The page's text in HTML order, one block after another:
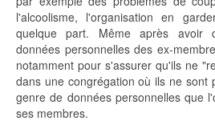
l'alcoolisme, l'organisation en
quelque part. Même après avoir
données personnelles des ex-
notamment pour s'assurer qu'ils ne
dans une congrégation où ils ne sont
genre de données personnelles que
ses membres.